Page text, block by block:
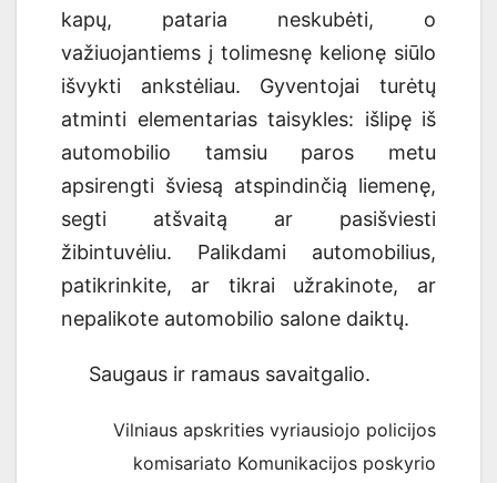
kapų, pataria neskubėti, o
važiuojantiems į tolimesnę kelionę siūlo
išvykti ankstėliau. Gyventojai turėtų
atminti elementarias taisykles: išlipę iš
automobilio tamsiu paros metu
apsirengti šviesą atspindinčią liemenę,
segti atšvaitą ar pasišviesti
žibintuvėliu. Palikdami automobilius,
patikrinkite, ar tikrai užrakinote, ar
nepalikote automobilio salone daiktų.
Saugaus ir ramaus savaitgalio.
Vilniaus apskrities vyriausiojo policijos
komisariato Komunikacijos poskyrio